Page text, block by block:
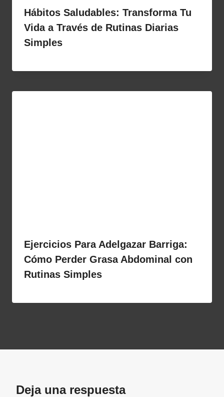
Hábitos Saludables: Transforma Tu
Vida a Través de Rutinas Diarias
Simples
Ejercicios Para Adelgazar Barriga:
Cómo Perder Grasa Abdominal con
Rutinas Simples
Deja una respuesta